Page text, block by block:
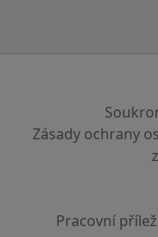
Zásady ochrany
Pracovní